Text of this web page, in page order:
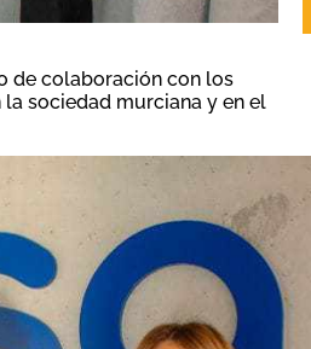
de colaboración con los
sociedad murciana y en el